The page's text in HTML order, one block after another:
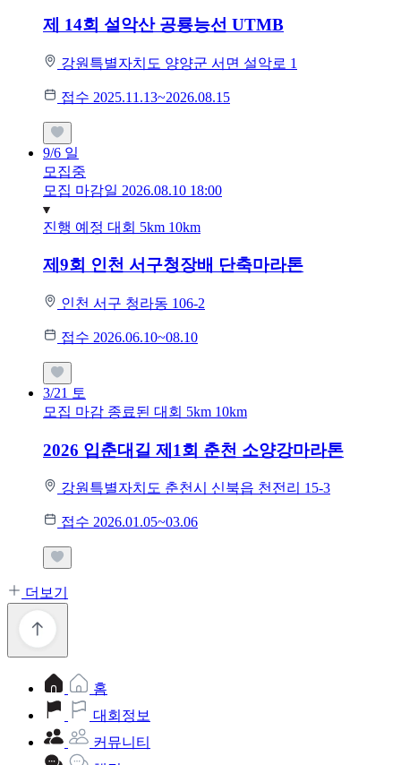
제 14회 설악산 공룡능선 UTMB
강원특별자치도 양양군 서면 설악로 1
접수 2025.11.13~2026.08.15
9/6 일
모집중
모집 마감일 2026.08.10 18:00
진행 예정 대회 5km 10km
제9회 인천 서구청장배 단축마라톤
인천 서구 청라동 106-2
접수 2026.06.10~08.10
3/21 토
모집 마감 종료된 대회 5km 10km
2026 입춘대길 제1회 춘천 소양강마라톤
강원특별자치도 춘천시 신북읍 천전리 15-3
접수 2026.01.05~03.06
더보기
홈
대회정보
커뮤니티